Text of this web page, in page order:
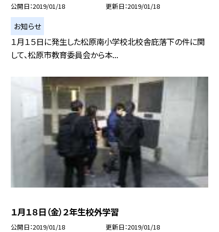
公開日 2019/01/18 更新日 2019/01/18
お知らせ
１月１５日に発生した松原南小学校北校舎庇落下の件に関
して、松原市教育委員会から本...
１月１８日（金）２年生校外学習
公開日 2019/01/18 更新日 2019/01/18